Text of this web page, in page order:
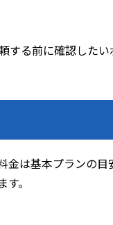
する前に確認した
は基本プランの目
。